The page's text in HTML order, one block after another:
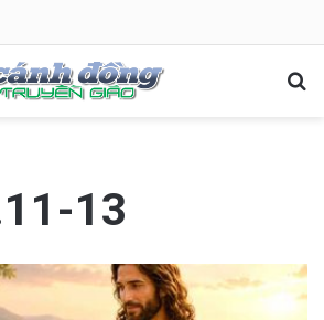
Bảy 08.08 | Thánh Đaminh, Linh mục
13